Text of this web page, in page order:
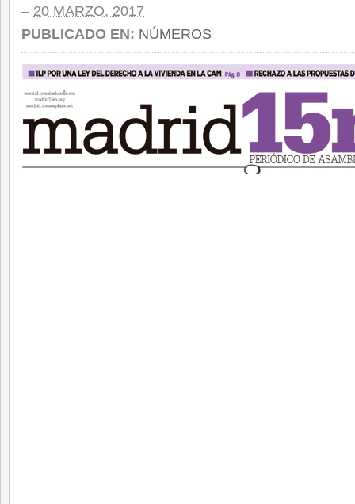
– 20 MARZO, 2017
PUBLICADO EN: NÚMEROS